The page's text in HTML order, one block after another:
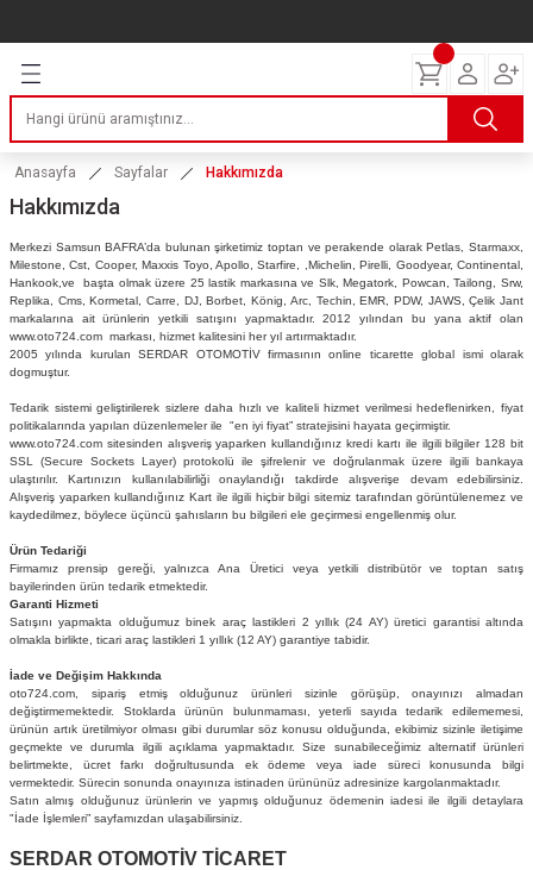
Lastikleri
Lastikleri
/ KROM SERİ
ve Fren Yağları
Katkı Yağları
Anasayfa Sayfalar Hakkımızda
Hakkımızda
Merkezi Samsun BAFRA’da bulunan şirketimiz toptan ve perakende olarak Petlas, Starmaxx,
Milestone, Cst, Cooper, Maxxis Toyo, Apollo, Starfire, ,Michelin, Pirelli, Goodyear, Continental,
Hankook,ve başta olmak üzere 25 lastik markasına ve Slk, Megatork, Powcan, Tailong, Srw,
Replika, Cms, Kormetal, Carre, DJ, Borbet, König, Arc, Techin, EMR, PDW, JAWS, Çelik Jant
markalarına ait ürünlerin yetkili satışını yapmaktadır. 2012 yılından bu yana aktif olan
www.oto724.com markası, hizmet kalitesini her yıl artırmaktadır.
2005 yılında kurulan SERDAR OTOMOTİV firmasının online ticarette global ismi olarak
dogmuştur.
Tedarik sistemi geliştirilerek sizlere daha hızlı ve kaliteli hizmet verilmesi hedeflenirken, fiyat
politikalarında yapılan düzenlemeler ile "en iyi fiyat” stratejisini hayata geçirmiştir.
www.oto724.com sitesinden alışveriş yaparken kullandığınız kredi kartı ile ilgili bilgiler 128 bit
SSL (Secure Sockets Layer) protokolü ile şifrelenir ve doğrulanmak üzere ilgili bankaya
ulaştırılır. Kartınızın kullanılabilirliği onaylandığı takdirde alışverişe devam edebilirsiniz.
Alışveriş yaparken kullandığınız Kart ile ilgili hiçbir bilgi sitemiz tarafından görüntülenemez ve
kaydedilmez, böylece üçüncü şahısların bu bilgileri ele geçirmesi engellenmiş olur.
Ürün Tedariği
Firmamız prensip gereği, yalnızca Ana Üretici veya yetkili distribütör ve toptan satış
bayilerinden ürün tedarik etmektedir.
Garanti Hizmeti
Satışını yapmakta olduğumuz binek araç lastikleri 2 yıllık (24 AY) üretici garantisi altında
olmakla birlikte, ticari araç lastikleri 1 yıllık (12 AY) garantiye tabidir.
İade ve Değişim Hakkında
oto724.com, sipariş etmiş olduğunuz ürünleri sizinle görüşüp, onayınızı almadan
değiştirmemektedir. Stoklarda ürünün bulunmaması, yeterli sayıda tedarik edilememesi,
ürünün artık üretilmiyor olması gibi durumlar söz konusu olduğunda, ekibimiz sizinle iletişime
geçmekte ve durumla ilgili açıklama yapmaktadır. Size sunabileceğimiz alternatif ürünleri
belirtmekte, ücret farkı doğrultusunda ek ödeme veya iade süreci konusunda bilgi
vermektedir. Sürecin sonunda onayınıza istinaden ürününüz adresinize kargolanmaktadır.
Satın almış olduğunuz ürünlerin ve yapmış olduğunuz ödemenin iadesi ile ilgili detaylara
"İade İşlemleri” sayfamızdan ulaşabilirsiniz.
SERDAR OTOMOTİV TİCARET